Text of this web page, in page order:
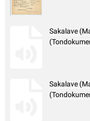
Sakalave
Sakalave